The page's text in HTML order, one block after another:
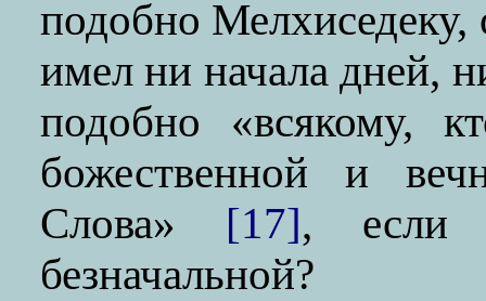
подобно Мелхиседеку,
имел ни начала дней,
подобно «всякому,
божественной и
Слова» [17], если
безначальной?